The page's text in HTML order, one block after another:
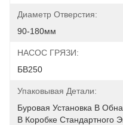
Диаметр Отверстия:
90-180мм
НАСОС ГРЯЗИ:
БВ250
Упаковывая Детали:
Буровая Установка В
В Коробке Стандартного